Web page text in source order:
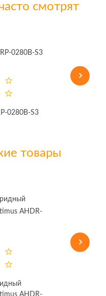
смотрят
0280B-S3
товары
AHDR-